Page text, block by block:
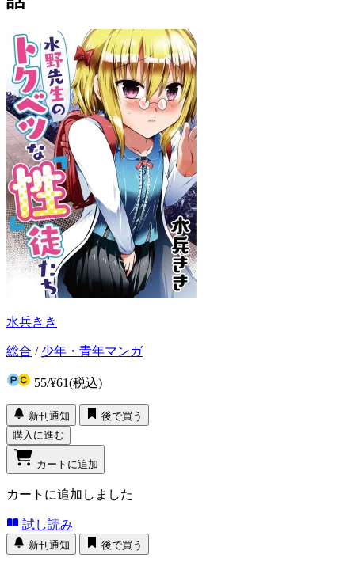
水兵きき
総合 / 少年・青年マンガ
55/¥61(税込)
新刊通知
後で買う
購入に進む
カートに追加
カートに追加しました
試し読み
新刊通知 後で買う